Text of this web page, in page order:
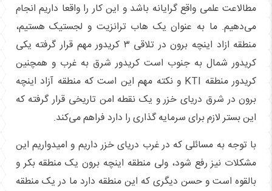
مطالاعت علمی واقع گرایانه باشد و این کار را واقعا داریم انجام
می‌دهیم. ما به عنوان یک هاب ترانزیت و لجستیک هستیم،
منطقه ازاد اینچه برون در تلاقی ۳ کریدور مهم قرار گرفته یکی
کریدور شمال به جنوب است کریدور شرق به غرب و همچنین
کریدور منطقه KTI و نکته مهم این است که منطقه آزاد اینچه
برون در شرق دریای خزر و یک نقطه امن تاریخی قرار گرفته که
این بستر لازم برای سرمایه گذاری را دارد فراهم می‌کند.
با توجه به مسائلی که در غرب دریای خزر داریم و امیدواریم این
مشکلات نیز رفع شود، ولی منطقه اینچه برون یک منطقه بکر و
بالقوه است و حسن دیگری که این منطقه دارد ما در یک منطقه